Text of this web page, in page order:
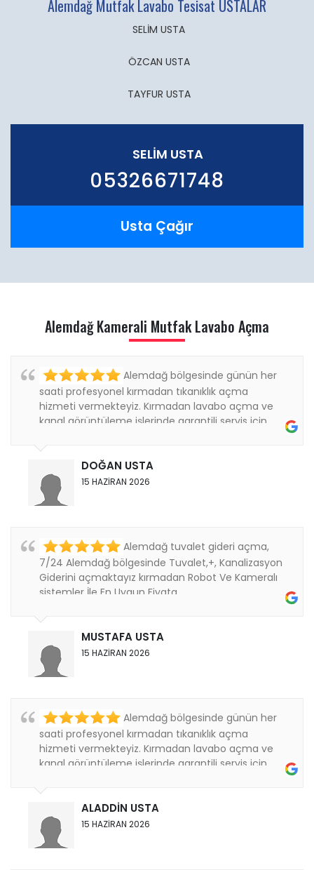
Alemdağ Mutfak Lavabo Tesisat USTALAR
SELİM USTA
ÖZCAN USTA
TAYFUR USTA
SELİM USTA
05326671748
Usta Çağır
Alemdağ Kamerali Mutfak Lavabo Açma
Alemdağ bölgesinde günün her
saati profesyonel kırmadan tıkanıklık açma
hizmeti vermekteyiz. Kırmadan lavabo açma ve
kanal görüntüleme işlerinde garantili servis için
DOĞAN USTA
15 HAZİRAN 2026
Alemdağ tuvalet gideri açma,
7/24 Alemdağ bölgesinde Tuvalet,+, Kanalizasyon
Giderini açmaktayız kırmadan Robot Ve Kameralı
sistemler İle En Uygun Fiyata ....
MUSTAFA USTA
15 HAZİRAN 2026
Alemdağ bölgesinde günün her
saati profesyonel kırmadan tıkanıklık açma
hizmeti vermekteyiz. Kırmadan lavabo açma ve
kanal görüntüleme işlerinde garantili servis için
ALADDİN USTA
15 HAZİRAN 2026